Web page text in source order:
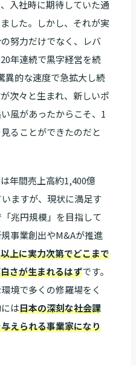
入社時に期待していた通
した。しかし、それが実
努力だけでなく、レバ
年連続で黒字経営を続
異的な速度で急拡大し続
次々と生まれ、新しいポ
風があったからこそ、1
ることができたのだと
年間売上高約1,400億
ますが、現状に満足す
兆円規模」を目指して
事業創出やM&Aが推進
上に実力次第でどこまで
さが生まれるはずです。
境で多くの修羅場をく
は日本の深刻な社会課
えられる事業家になり